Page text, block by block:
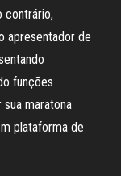
contrário,
apresentador de
funções
maratona
plataforma de